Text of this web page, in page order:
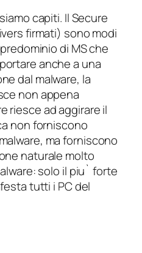
capiti. Il Secure
firmati) sono modi
di MS che
anche a una
dal malware, la
non appena
riesce ad aggirare il
non forniscono
ma forniscono
naturale molto
solo il piu` forte
tutti i PC del